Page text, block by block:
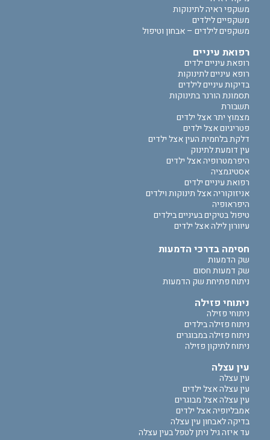
משקפי ראיה לתינוקות
משקפיים לילדים
משקפים לילדים – אבחון וטיפול
רפואת עיניים
רופאת עיניים ילדים
רופא עיניים לתינוקות
בדיקות עיניים לילדים
תסמונת הורנר בתינוקות
תשבורת
מצמוץ יתר אצל ילדים
פטריגיום אצל ילדים
דלקת בלחמית העין אצל ילדים
עין דומעת לתינוק
היפרמטרופיה אצל ילדים
אסטיגמציה
רפואת עיניים ילדים
אניזוקוריה אצל תינוקות וילדים
היפראופיה
טיפול בטיקים בעיניים בילדים
עיוורון לילה אצל ילדים
חסימה בדרכי הדמעות
שק הדמעות
שק דמעות חסום
ניתוח פתיחת שק הדמעות
ניתוחי פזילה
ניתוחי פזילה
ניתוח פזילה בילדים
ניתוח פזילה במבוגרים
ניתוח לתיקון פזילה
עין עצלה
עין עצלה
עין עצלה אצל ילדים
עין עצלה אצל מבוגרים
אמבליופיה אצל ילדים
בדיקה לאבחון עין עצלה
עד איזה גיל ניתן לטפל בעין עצלה